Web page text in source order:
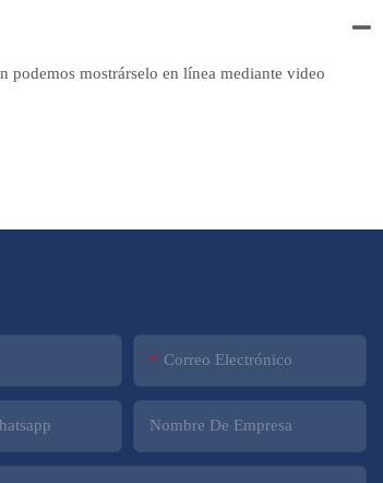
podemos mostrárselo en línea mediante video
Correo Electrónico
Nombre De Empresa